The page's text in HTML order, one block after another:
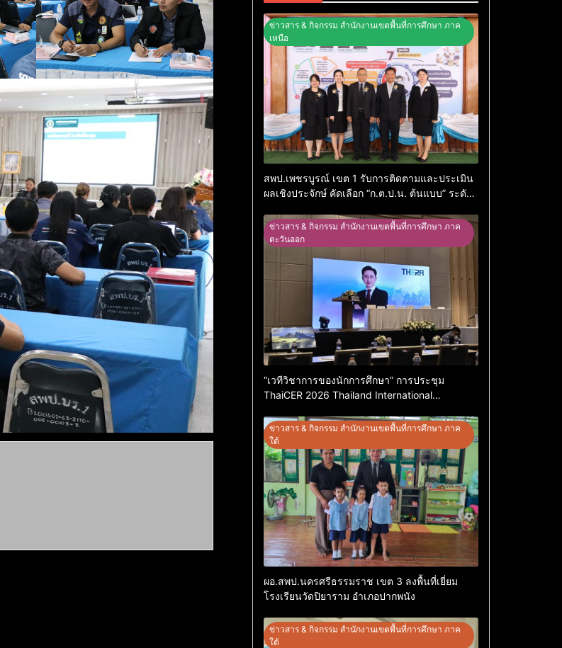
ข่าวสาร & กิจกรรม สำนักงานเขตพื้นที่การศึกษา ภาค
เหนือ
สพป.เพชรบูรณ์ เขต 1 รับการติดตามและประเมิน
ผลเชิงประจักษ์ คัดเลือก “ก.ต.ป.น. ต้นแบบ” ระดับ
ข่าวสาร & กิจกรรม สำนักงานเขตพื้นที่การศึกษา ภาค
ตะวันออก
“เวทีวิชาการของนักการศึกษา” การประชุม
ThaiCER 2026 Thailand International
2026
ข่าวสาร & กิจกรรม สำนักงานเขตพื้นที่การศึกษา ภาค
ใต้
ผอ.สพป.นครศรีธรรมราช เขต 3 ลงพื้นที่เยี่ยม
โรงเรียนวัดปิยาราม อำเภอปากพนัง
ข่าวสาร & กิจกรรม สำนักงานเขตพื้นที่การศึกษา ภาค
ใต้